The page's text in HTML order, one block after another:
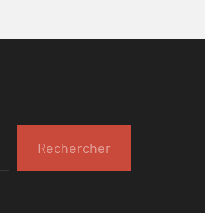
Rechercher